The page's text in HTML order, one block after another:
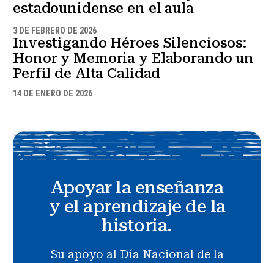
estadounidense en el aula
3 DE FEBRERO DE 2026
Investigando Héroes Silenciosos:
Honor y Memoria y Elaborando un
Perfil de Alta Calidad
14 DE ENERO DE 2026
Apoyar la enseñanza
y el aprendizaje de la
historia.
Su apoyo al Día Nacional de la